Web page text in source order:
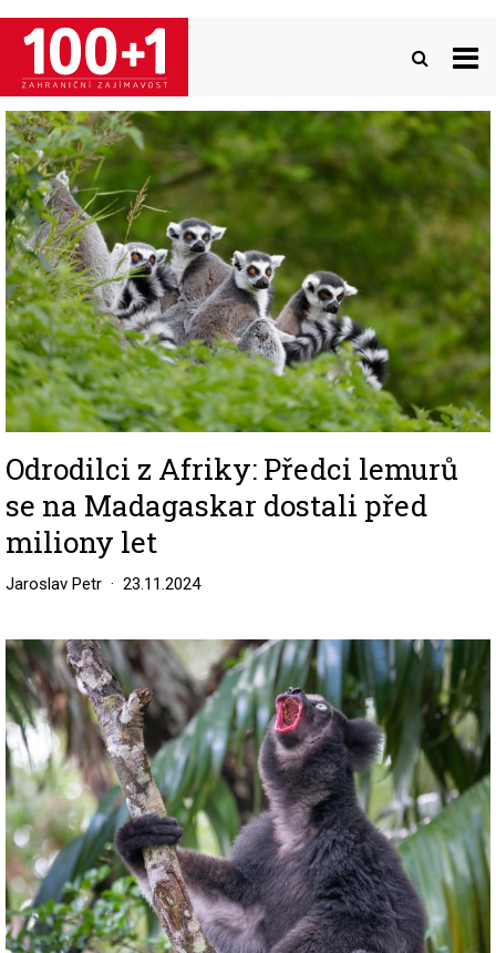
Přejít
hlavnímu
obsahu
Image
Odrodilci z Afriky: Předci lemurů
se na Madagaskar dostali před
miliony let
Jaroslav Petr 23.11.2024
Image